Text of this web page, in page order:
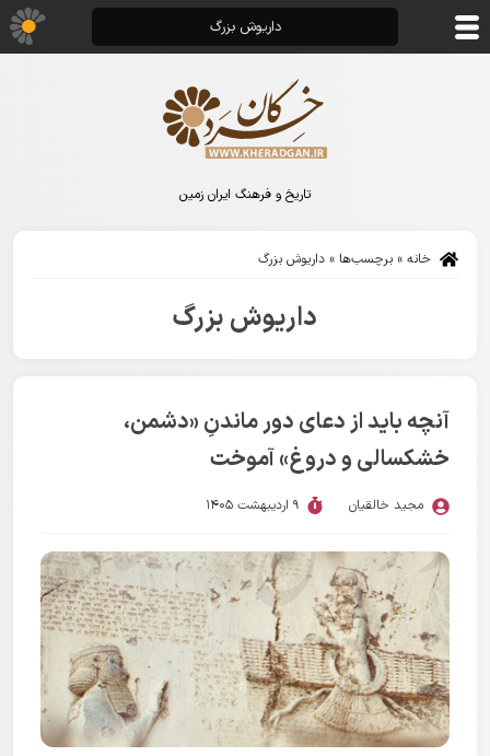
تاریخ و فرهنگ ایران زمین
خانه » برچسب‌ها » داریوش بزرگ
داریوش بزرگ
آنچه باید از دعای دور ماندنِ «دشمن،
خشکسالی و دروغ» آموخت
مجید خالقیان 9 اردیبهشت 1405
داریوش بزرگ